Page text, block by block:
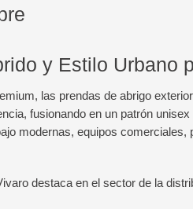
y Estilo Urbano
las prendas de abrigo
fusionando en un patrón
modernas, equipos
destaca en el sector de la